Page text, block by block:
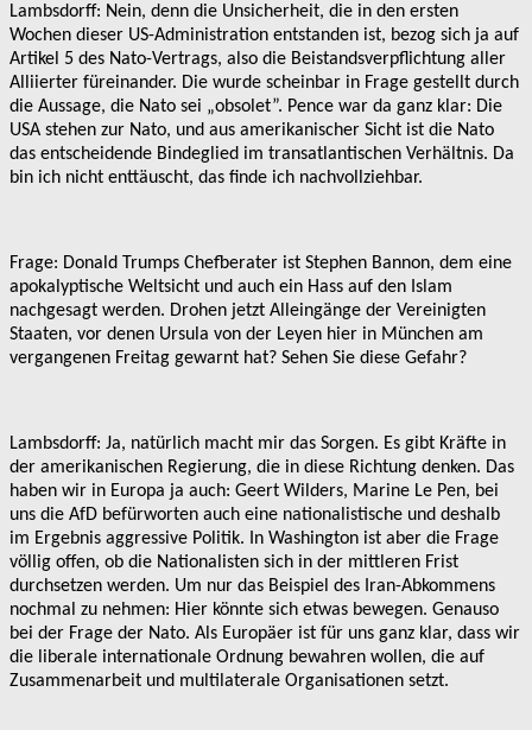
Lambsdorff: Nein, denn die Unsicherheit, die in den ersten
Wochen dieser US-Administration entstanden ist, bezog sich ja auf
Artikel 5 des Nato-Vertrags, also die Beistandsverpflichtung aller
Alliierter füreinander. Die wurde scheinbar in Frage gestellt durch
die Aussage, die Nato sei „obsolet”. Pence war da ganz klar: Die
USA stehen zur Nato, und aus amerikanischer Sicht ist die Nato
das entscheidende Bindeglied im transatlantischen Verhältnis. Da
bin ich nicht enttäuscht, das finde ich nachvollziehbar.
Frage: Donald Trumps Chefberater ist Stephen Bannon, dem eine
apokalyptische Weltsicht und auch ein Hass auf den Islam
nachgesagt werden. Drohen jetzt Alleingänge der Vereinigten
Staaten, vor denen Ursula von der Leyen hier in München am
vergangenen Freitag gewarnt hat? Sehen Sie diese Gefahr?
Lambsdorff: Ja, natürlich macht mir das Sorgen. Es gibt Kräfte in
der amerikanischen Regierung, die in diese Richtung denken. Das
haben wir in Europa ja auch: Geert Wilders, Marine Le Pen, bei
uns die AfD befürworten auch eine nationalistische und deshalb
im Ergebnis aggressive Politik. In Washington ist aber die Frage
völlig offen, ob die Nationalisten sich in der mittleren Frist
durchsetzen werden. Um nur das Beispiel des Iran-Abkommens
nochmal zu nehmen: Hier könnte sich etwas bewegen. Genauso
bei der Frage der Nato. Als Europäer ist für uns ganz klar, dass wir
die liberale internationale Ordnung bewahren wollen, die auf
Zusammenarbeit und multilaterale Organisationen setzt.